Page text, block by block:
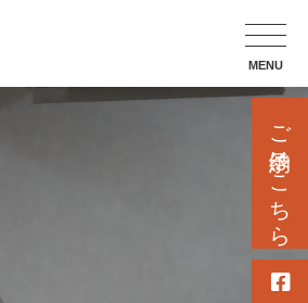
MENU
ご予約はこちら